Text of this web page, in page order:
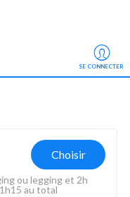
SE CONNECTER
Choisir
ou legging et 2h
au total